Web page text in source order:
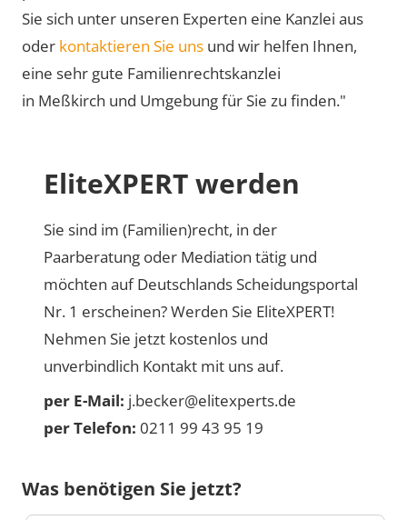
Sie sich unter unseren Experten eine Kanzlei aus
oder kontaktieren Sie uns und wir helfen Ihnen,
eine sehr gute Familienrechtskanzlei
in Meßkirch und Umgebung für Sie zu finden."
EliteXPERT werden
Sie sind im (Familien)recht, in der
Paarberatung oder Mediation tätig und
möchten auf Deutschlands Scheidungsportal
Nr. 1 erscheinen? Werden Sie EliteXPERT!
Nehmen Sie jetzt kostenlos und
unverbindlich Kontakt mit uns auf.
per E-Mail: j.becker@elitexperts.de
per Telefon: 0211 99 43 95 19
Was benötigen Sie jetzt?